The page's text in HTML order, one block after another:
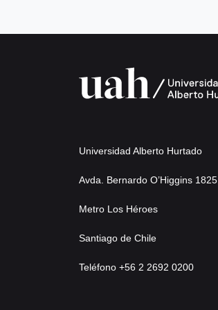
Universidad Alberto Hurtado
Avda. Bernardo O’Higgins 1825
Metro Los Héroes
Santiago de Chile
Teléfono +56 2 2692 0200